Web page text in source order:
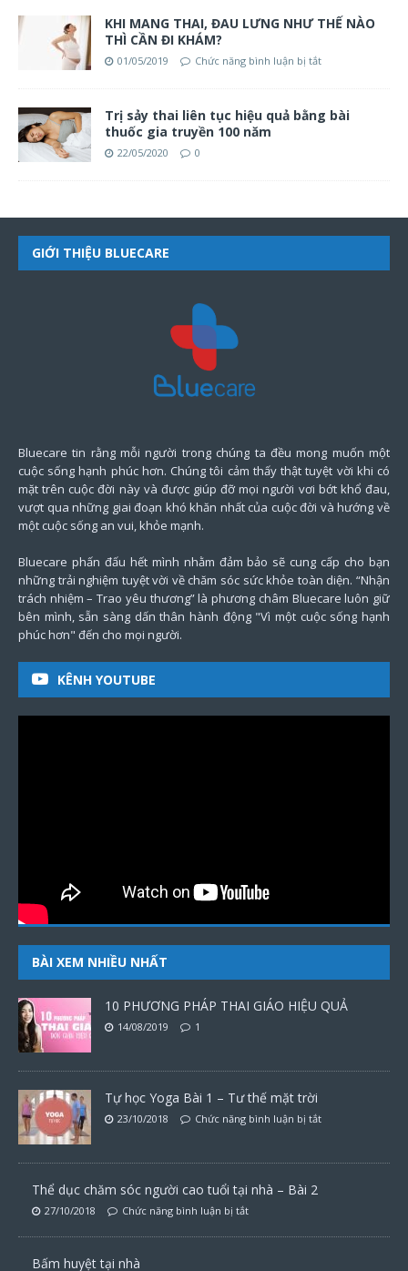
KHI MANG THAI, ĐAU LƯNG NHƯ THẾ NÀO
THÌ CẦN ĐI KHÁM?
01/05/2019 Chức năng bình luận bị tắt
Trị sảy thai liên tục hiệu quả bằng bài
thuốc gia truyền 100 năm
22/05/2020 0
GIỚI THIỆU BLUECARE
Bluecare tin rằng mỗi người trong chúng ta đều mong muốn một
cuộc sống hạnh phúc hơn. Chúng tôi cảm thấy thật tuyệt vời khi có
mặt trên cuộc đời này và được giúp đỡ mọi người vơi bớt khổ đau,
vượt qua những giai đoạn khó khăn nhất của cuộc đời và hướng về
một cuộc sống an vui, khỏe mạnh.
Bluecare phấn đấu hết mình nhằm đảm bảo sẽ cung cấp cho bạn
những trải nghiệm tuyệt vời về chăm sóc sức khỏe toàn diện. “Nhận
trách nhiệm – Trao yêu thương” là phương châm Bluecare luôn giữ
bên mình, sẵn sàng dấn thân hành động "Vì một cuộc sống hạnh
phúc hơn" đến cho mọi người.
KÊNH YOUTUBE
BÀI XEM NHIỀU NHẤT
10 PHƯƠNG PHÁP THAI GIÁO HIỆU QUẢ
14/08/2019 1
Tự học Yoga Bài 1 – Tư thế mặt trời
23/10/2018 Chức năng bình luận bị tắt
Thể dục chăm sóc người cao tuổi tại nhà – Bài 2
27/10/2018 Chức năng bình luận bị tắt
Bấm huyệt tại nhà